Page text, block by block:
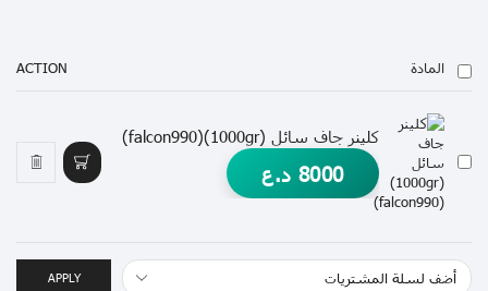
المادة ACTION
كلينر جاف سائل (1000gr)(falcon990)
8000 د.ع
APPLY